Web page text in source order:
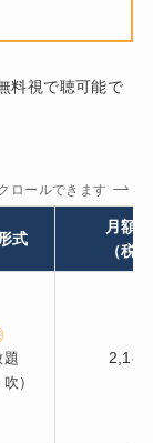
料視で聴可能で
クロールできます
式
月額
（税
題
）